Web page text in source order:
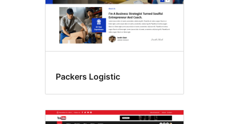
Packers Logistic